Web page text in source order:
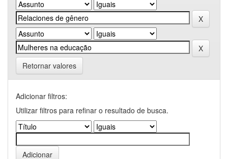
Retornar valores
Adicionar filtros:
Utilizar filtros para refinar o resultado de busca.